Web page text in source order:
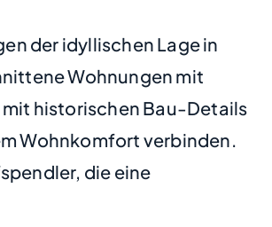
der idyllischen Lage in
Wohnungen mit
historischen Bau-Details
Wohnkomfort verbinden.
die eine